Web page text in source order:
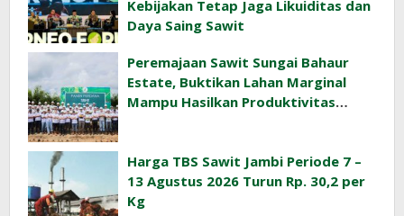
Kebijakan Tetap Jaga Likuiditas dan
Daya Saing Sawit
Peremajaan Sawit Sungai Bahaur
Estate, Buktikan Lahan Marginal
Mampu Hasilkan Produktivitas
Harga TBS Sawit Jambi Periode 7 –
13 Agustus 2026 Turun Rp. 30,2 per
Kg